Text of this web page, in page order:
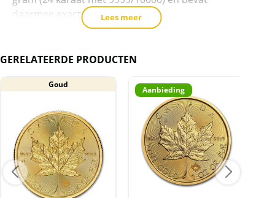
daarmee exact 1 oz goud.
Dit is het eerste jaar waarbij een portret staat
Levering
De munten worden geleverd in een passende
Kwaliteit
De munten worden uit voorraad geleverd, en
komen daarmee niet rechtstreeks van de
producent af. De munten kunnen soms
krassen, aanslag en/of melkvlekken bevatten.
Lees meer
GERELATEERDE PRODUCTEN
Goud
Aanbieding